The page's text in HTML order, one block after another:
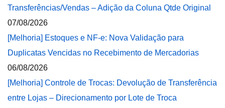
Transferências/Vendas – Adição da Coluna Qtde Original
07/08/2026
[Melhoria] Estoques e NF-e: Nova Validação para
Duplicatas Vencidas no Recebimento de Mercadorias
06/08/2026
[Melhoria] Controle de Trocas: Devolução de Transferência
entre Lojas – Direcionamento por Lote de Troca